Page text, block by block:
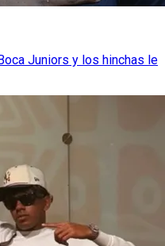
Juniors y los hinchas le